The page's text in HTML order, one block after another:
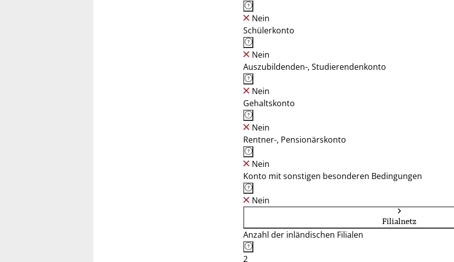
Nein
Schülerkonto
Nein
Auszubildenden-, Studierendenkonto
Nein
Gehaltskonto
Nein
Rentner-, Pensionärskonto
Nein
Konto mit sonstigen besonderen Bedingungen
Nein
Filialnetz
Anzahl der inländischen Filialen
2